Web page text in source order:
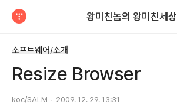
왕미친놈의 왕미친세상
소프트웨어/소개
Resize Browser
koc/SALM 2009. 12. 29. 13:31